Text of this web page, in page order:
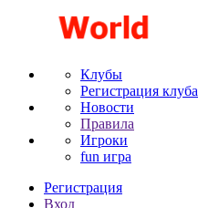
Клубы
Регистрация клуба
Новости
Правила
Игроки
fun игра
Регистрация
Вход